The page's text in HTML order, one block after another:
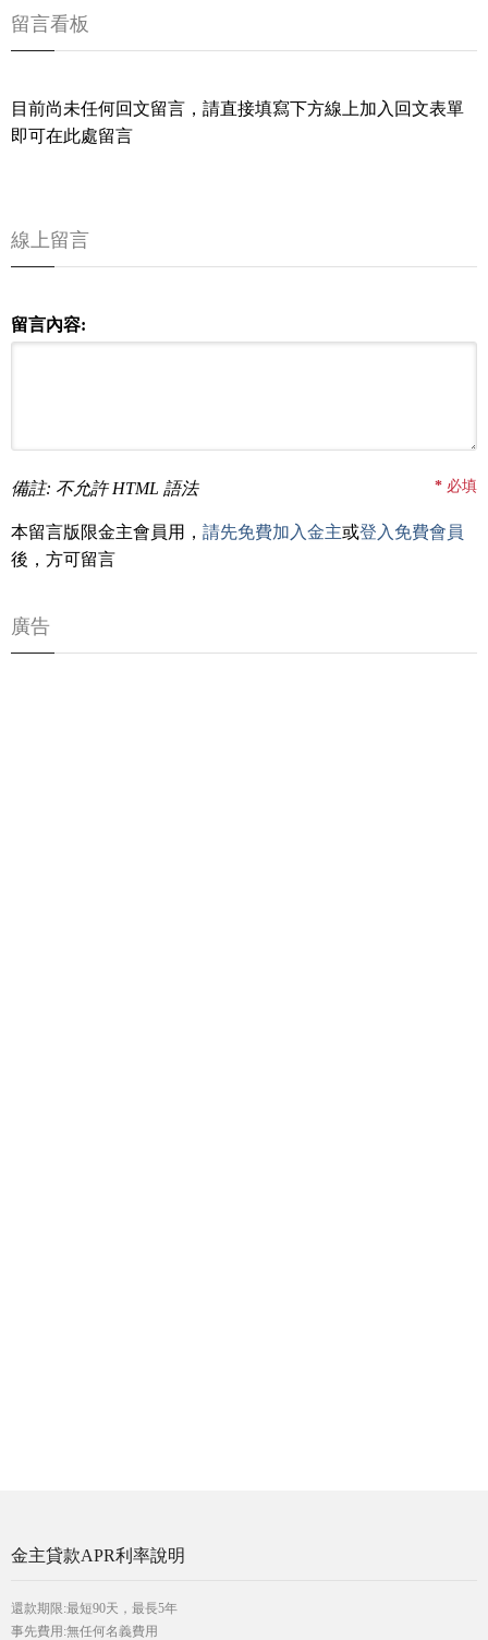
留言看板
目前尚未任何回文留言，請直接填寫下方線上加入回文表單
即可在此處留言
線上留言
留言內容:
備註: 不允許 HTML 語法 * 必填
本留言版限金主會員用， 請先免費加入金主或登入免費會員
後，方可留言
廣告
金主貸款APR利率說明
還款期限:最短90天，最長5年
事先費用:無任何名義費用